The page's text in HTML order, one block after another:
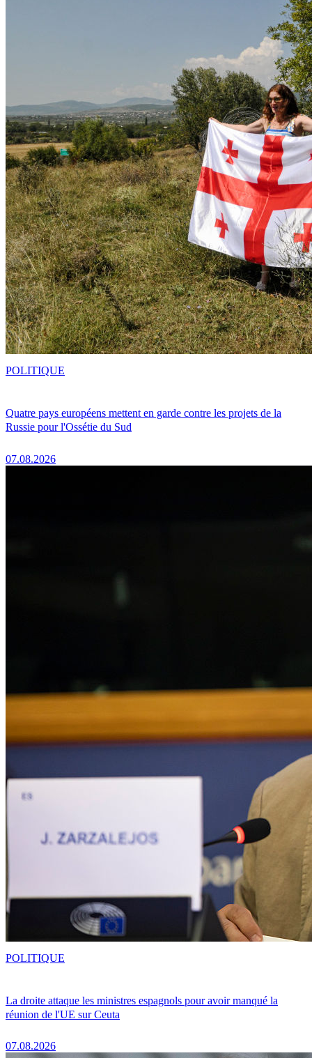
Quatre pays européens mettent en garde contre les projets de la
Russie pour l'Ossétie du Sud
07.08.2026
POLITIQUE
La droite attaque les ministres espagnols pour avoir manqué la
réunion de l'UE sur Ceuta
07.08.2026
POLITIQUE